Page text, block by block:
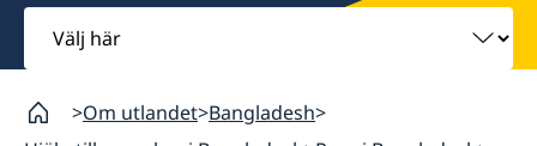
Välj
här
Om utlandet Bangladesh